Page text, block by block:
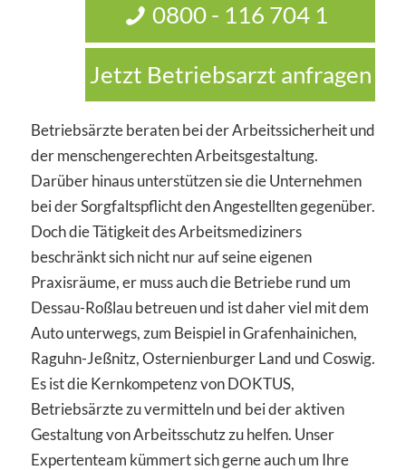
0800 - 116 704 1
Jetzt Betriebsarzt anfragen
Betriebsärzte beraten bei der Arbeitssicherheit und
der menschengerechten Arbeitsgestaltung.
Darüber hinaus unterstützen sie die Unternehmen
bei der Sorgfaltspflicht den Angestellten gegenüber.
Doch die Tätigkeit des Arbeitsmediziners
beschränkt sich nicht nur auf seine eigenen
Praxisräume, er muss auch die Betriebe rund um
Dessau-Roßlau betreuen und ist daher viel mit dem
Auto unterwegs, zum Beispiel in Grafenhainichen,
Raguhn-Jeßnitz, Osternienburger Land und Coswig.
Es ist die Kernkompetenz von DOKTUS,
Betriebsärzte zu vermitteln und bei der aktiven
Gestaltung von Arbeitsschutz zu helfen. Unser
Expertenteam kümmert sich gerne auch um Ihre